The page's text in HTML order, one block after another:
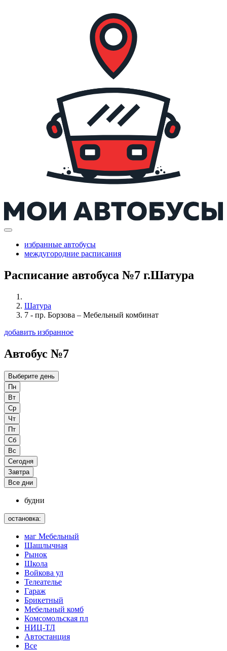
избранные автобусы
междугородние расписания
Расписание автобуса №7 г.Шатура
Шатура
7 - пр. Борзова – Мебельный комбинат
добавить избранное
Автобус №7
Выберите день
Пн
Вт
Ср
Чт
Пт
Сб
Вс
Сегодня
Завтра
Все дни
будни
остановка:
маг Мебельный
Шашлычная
Рынок
Школа
Войкова ул
Телеателье
Гараж
Брикетный
Мебельный комб
Комсомольская пл
НИЦ-ТЛ
Автостанция
Все